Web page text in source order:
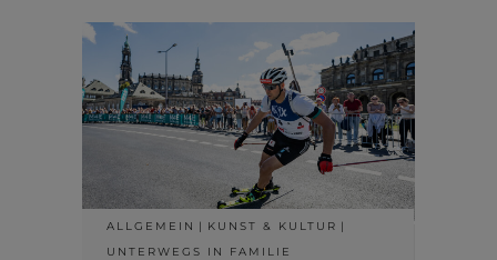
ALLGEMEIN
KUNST & KULTUR
UNTERWEGS IN FAMILIE